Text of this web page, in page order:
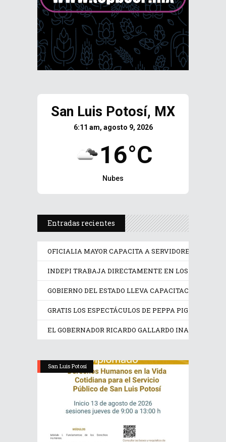
San Luis Potosí, MX
6:11 am, agosto 9, 2026
16°C
Nubes
Entradas recientes
OFICIALIA MAYOR CAPACITA A SERVIDORES
INDEPI TRABAJA DIRECTAMENTE EN LOS
GOBIERNO DEL ESTADO LLEVA CAPACITACIÓN
GRATIS LOS ESPECTÁCULOS DE PEPPA PIG Y
EL GOBERNADOR RICARDO GALLARDO INAUGURA
San Luis Potosí